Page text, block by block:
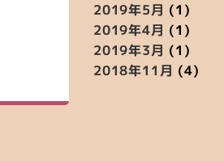
2019年5月 (1)
2019年4月 (1)
2019年3月 (1)
2018年11月 (4)